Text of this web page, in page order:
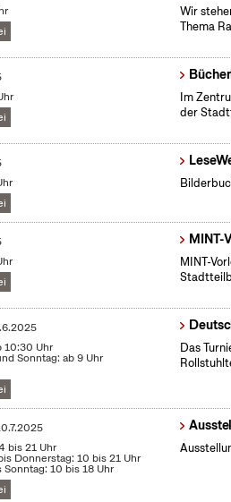
Wir
Thema
Im
der
MINT-
MINT-
10:30 Uhr
Sonntag: ab 9 Uhr
Das
bis 21 Uhr
Donnerstag: 10 bis 21 Uhr
Sonntag: 10 bis 18 Uhr